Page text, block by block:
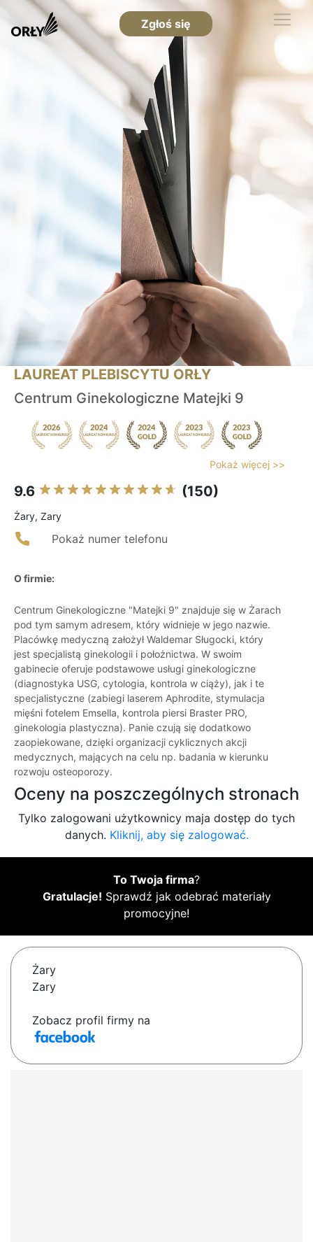
Zgłoś się
LAUREAT PLEBISCYTU ORŁY
Centrum Ginekologiczne Matejki 9
Pokaż więcej >>
9.6 (150)
Żary, Zary
Pokaż numer telefonu
O firmie:
Centrum Ginekologiczne "Matejki 9" znajduje się w Żarach
pod tym samym adresem, który widnieje w jego nazwie.
Placówkę medyczną założył Waldemar Sługocki, który
jest specjalistą ginekologii i położnictwa. W swoim
gabinecie oferuje podstawowe usługi ginekologiczne
(diagnostyka USG, cytologia, kontrola w ciąży), jak i te
specjalistyczne (zabiegi laserem Aphrodite, stymulacja
mięśni fotelem Emsella, kontrola piersi Braster PRO,
ginekologia plastyczna). Panie czują się dodatkowo
zaopiekowane, dzięki organizacji cyklicznych akcji
medycznych, mających na celu np. badania w kierunku
rozwoju osteoporozy.
Oceny na poszczególnych stronach
Tylko zalogowani użytkownicy maja dostęp do tych
danych. Kliknij, aby się zalogować.
To Twoja firma?
Gratulacje! Sprawdź jak odebrać materiały
promocyjne!
Żary
Zary
Zobacz profil firmy na